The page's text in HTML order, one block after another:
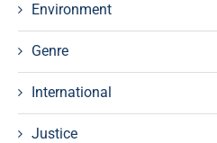
Environment
Genre
International
Justice